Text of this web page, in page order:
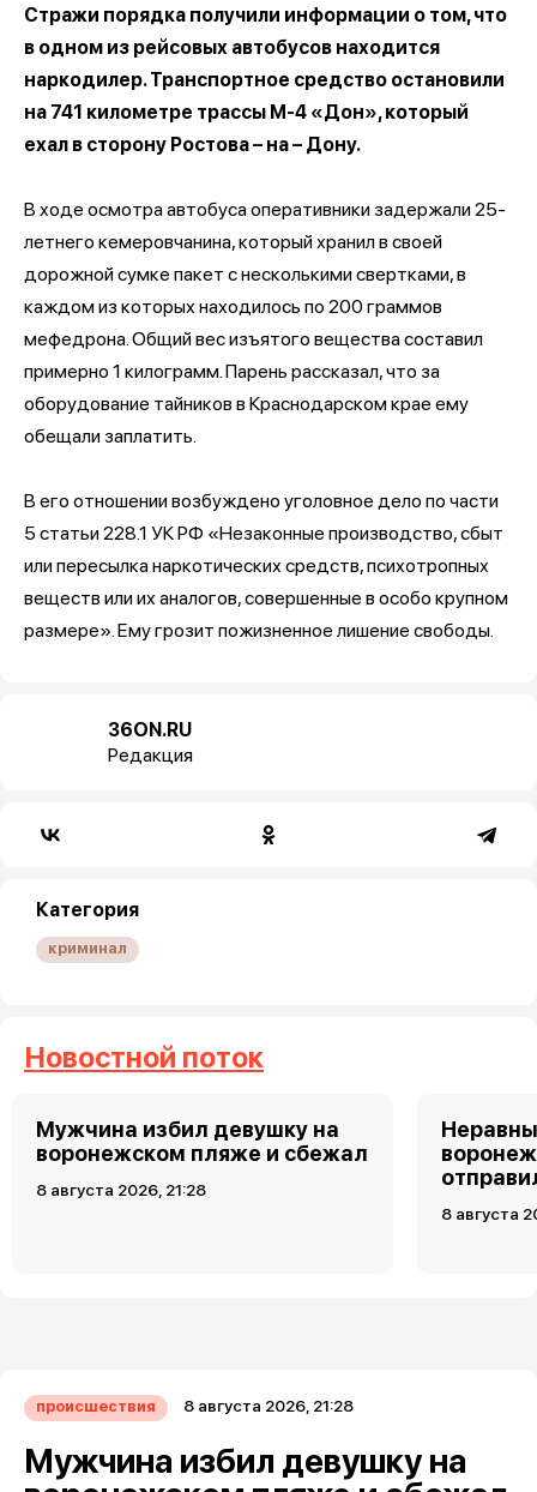
Стражи порядка получили информации о том, что
в одном из рейсовых автобусов находится
наркодилер. Транспортное средство остановили
на 741 километре трассы М-4 «Дон», который
ехал в сторону Ростова – на – Дону.
В ходе осмотра автобуса оперативники задержали 25-
летнего кемеровчанина, который хранил в своей
дорожной сумке пакет с несколькими свертками, в
каждом из которых находилось по 200 граммов
мефедрона. Общий вес изъятого вещества составил
примерно 1 килограмм. Парень рассказал, что за
оборудование тайников в Краснодарском крае ему
обещали заплатить.
В его отношении возбуждено уголовное дело по части
5 статьи 228.1 УК РФ «Незаконные производство, сбыт
или пересылка наркотических средств, психотропных
веществ или их аналогов, совершенные в особо крупном
размере». Ему грозит пожизненное лишение свободы.
36ON.RU
Редакция
Категория
криминал
Новостной поток
Мужчина избил девушку на
воронежском пляже и сбежал
8 августа 2026, 21:28
8 августа
происшествия 8 августа 2026, 21:28
Мужчина избил девушку на